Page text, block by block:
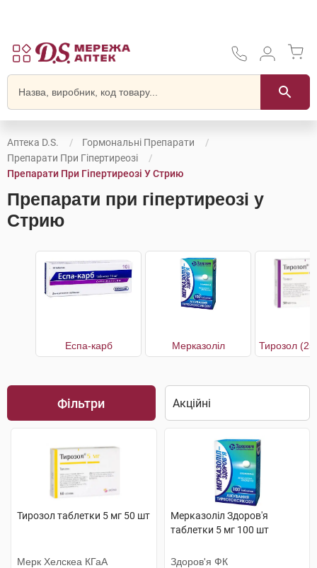
Аптека D.S.
Гормональні Препарати
Препарати При Гіпертиреозі
Препарати При Гіпертиреозі У Стрию
Препарати при гіпертиреозі у
Стрию
Еспа-карб Мерказоліл
Фільтри
Тирозол таблетки 5 мг 50 шт
Мерк Хелскеа КГаА
Мерказоліл Здоров'я
таблетки 5 мг 100 шт
Здоров'я ФК